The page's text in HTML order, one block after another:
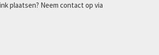
plaatsen? Neem contact op via